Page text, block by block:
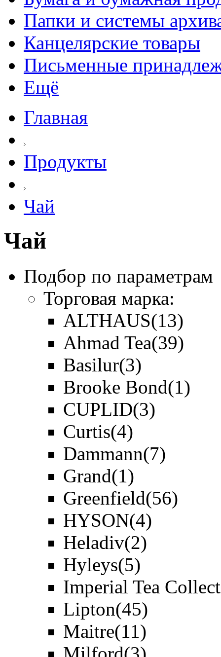
Папки и системы
Канцелярские товары
Письменные
Ещё
Главная
Продукты
Чай
Чай
Подбор по параметрам
Торговая марка:
ALTHAUS(13)
Ahmad Tea(39)
Basilur(3)
Brooke Bond(1)
CUPLID(3)
Curtis(4)
Dammann(7)
Grand(1)
Greenfield(56)
HYSON(4)
Heladiv(2)
Hyleys(5)
Imperial Tea
Lipton(45)
Maitre(11)